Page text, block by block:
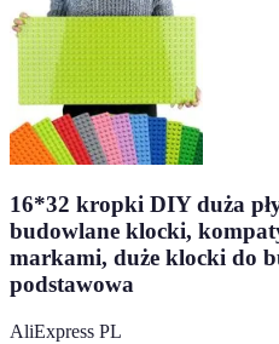
16*32 kropki DIY duża
budowlane klocki,
markami, duże klocki do
podstawowa
AliExpress PL